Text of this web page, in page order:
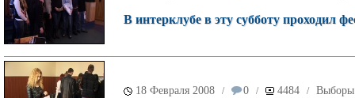
В интерклубе в эту субботу проходил
18 Февраля 2008 / 0 / 4484 / Выборы